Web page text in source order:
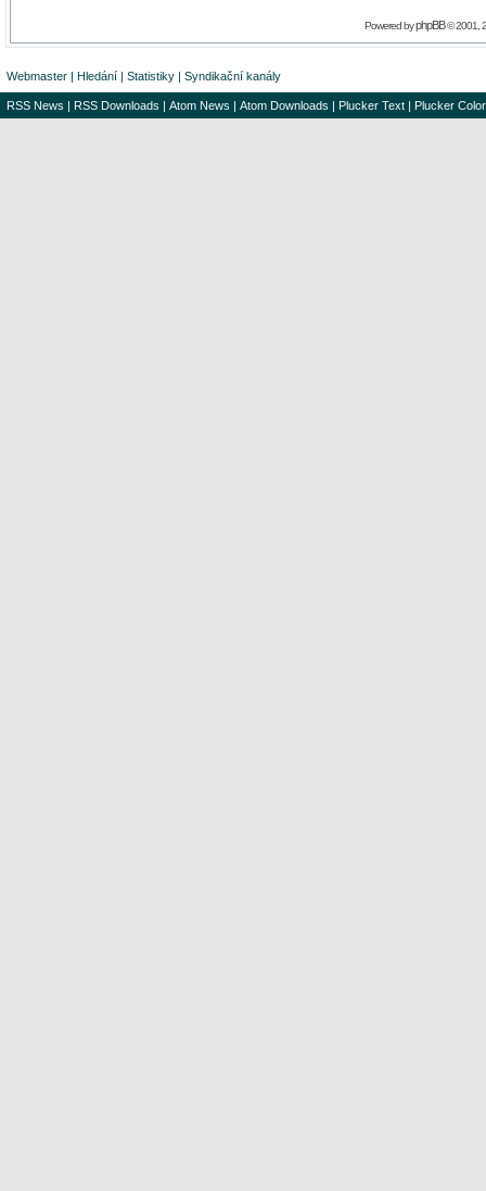
Powered byphpBB© 2001,
Webmaster | Hledání | Statistiky | Syndikační kanály
RSS News | RSS Downloads | Atom News | Atom Downloads | Plucker Text | Plucker Color